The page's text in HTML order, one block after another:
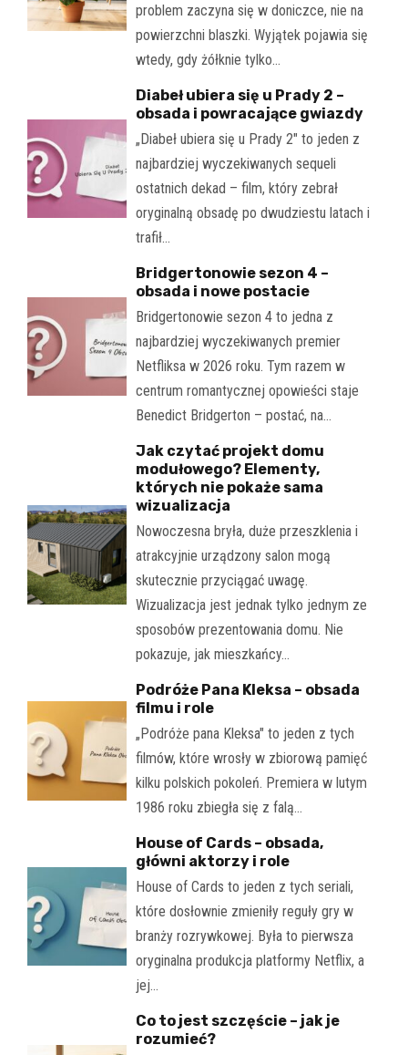
problem zaczyna się w doniczce, nie na
powierzchni blaszki. Wyjątek pojawia się
wtedy, gdy żółknie tylko…
Diabeł ubiera się u Prady 2 –
obsada i powracające gwiazdy
„Diabeł ubiera się u Prady 2" to jeden z
najbardziej wyczekiwanych sequeli
ostatnich dekad – film, który zebrał
oryginalną obsadę po dwudziestu latach i
trafił…
Bridgertonowie sezon 4 –
obsada i nowe postacie
Bridgertonowie sezon 4 to jedna z
najbardziej wyczekiwanych premier
Netfliksa w 2026 roku. Tym razem w
centrum romantycznej opowieści staje
Benedict Bridgerton – postać, na…
Jak czytać projekt domu
modułowego? Elementy,
których nie pokaże sama
wizualizacja
Nowoczesna bryła, duże przeszklenia i
atrakcyjnie urządzony salon mogą
skutecznie przyciągać uwagę.
Wizualizacja jest jednak tylko jednym ze
sposobów prezentowania domu. Nie
pokazuje, jak mieszkańcy…
Podróże Pana Kleksa – obsada
filmu i role
„Podróże pana Kleksa" to jeden z tych
filmów, które wrosły w zbiorową pamięć
kilku polskich pokoleń. Premiera w lutym
1986 roku zbiegła się z falą…
House of Cards – obsada,
główni aktorzy i role
House of Cards to jeden z tych seriali,
które dosłownie zmieniły reguły gry w
branży rozrywkowej. Była to pierwsza
oryginalna produkcja platformy Netflix, a
jej…
Co to jest szczęście – jak je
rozumieć?